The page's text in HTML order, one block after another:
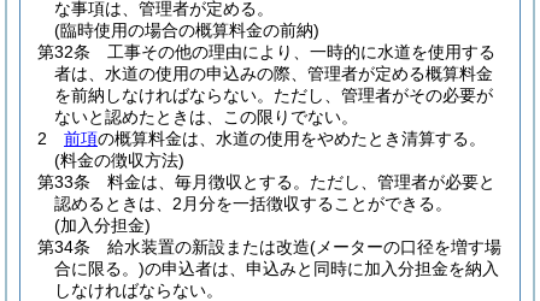
な事項は、管理者が定める。
(臨時使用の場合の概算料金の前納)
第32条
工事その他の理由により、一時的に水道を使用する
者は、水道の使用の申込みの際、管理者が定める概算料金
を前納しなければならない。 ただし、管理者がその必要が
ないと認めたときは、この限りでない。
2
前項の概算料金は、水道の使用をやめたとき清算する。
(料金の徴収方法)
第33条
料金は、毎月徴収とする。 ただし、管理者が必要と
認めるときは、2月分を一括徴収することができる。
(加入分担金)
第34条
給水装置の新設または改造(メーターの口径を増す場
合に限る。)の申込者は、申込みと同時に加入分担金を納入
しなければならない。